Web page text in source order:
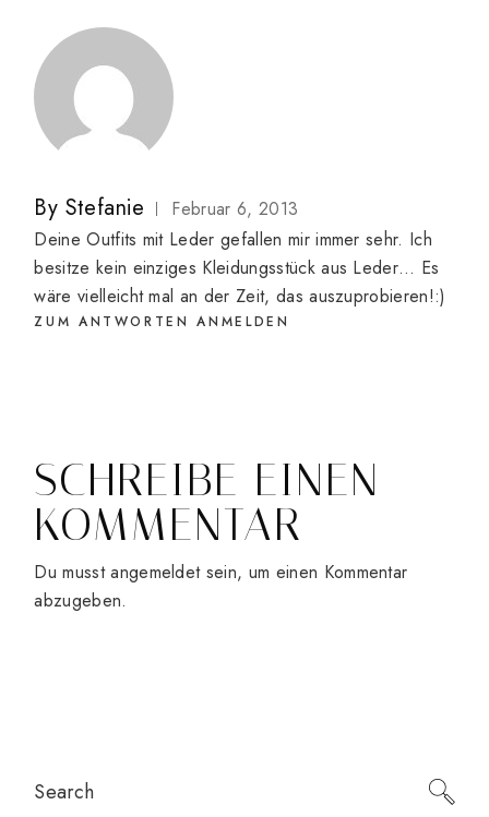
By Stefanie
Februar 6, 2013
Deine Outfits mit Leder gefallen mir immer sehr. Ich
besitze kein einziges Kleidungsstück aus Leder… Es
wäre vielleicht mal an der Zeit, das auszuprobieren!:)
ZUM ANTWORTEN ANMELDEN
SCHREIBE EINEN
KOMMENTAR
Du musstangemeldetsein, um einen Kommentar
abzugeben.